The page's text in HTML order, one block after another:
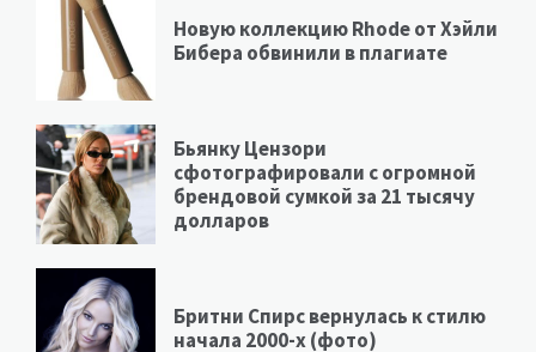
Новую коллекцию Rhode от Хэйли
Бибера обвинили в плагиате
Бьянку Цензори
сфотографировали с огромной
брендовой сумкой за 21 тысячу
долларов
Бритни Спирс вернулась к стилю
начала 2000-х (фото)